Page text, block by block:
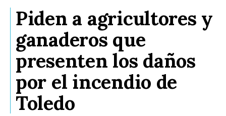
Piden a agricultores y
ganaderos que
presenten los daños
por el incendio de
Toledo